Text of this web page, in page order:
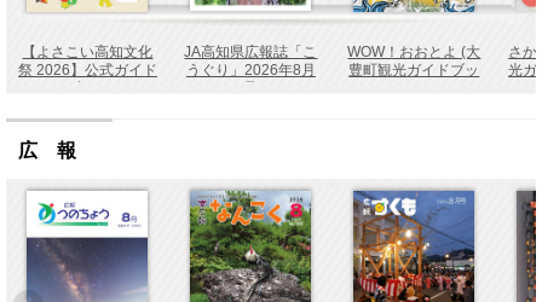
【よさこい高知文化
祭 2026】公式ガイド
JA高知県広報誌「こ
うぐり」2026年8月
WOW！おおとよ (大
豊町観光ガイドブッ
さか
光ガ
広 報